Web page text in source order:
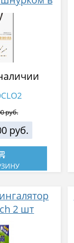
руб.
руб.
2 шт